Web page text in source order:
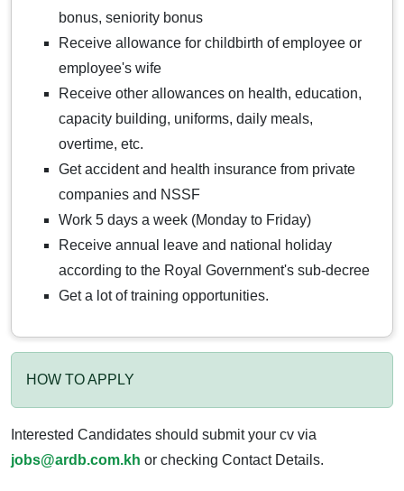
bonus, seniority bonus
Receive allowance for childbirth of employee or
employee's wife
Receive other allowances on health, education,
capacity building, uniforms, daily meals,
overtime, etc.
Get accident and health insurance from private
companies and NSSF
Work 5 days a week (Monday to Friday)
Receive annual leave and national holiday
according to the Royal Government's sub-decree
Get a lot of training opportunities.
HOW TO APPLY
Interested Candidates should submit your cv via
jobs@ardb.com.kh or checking Contact Details.